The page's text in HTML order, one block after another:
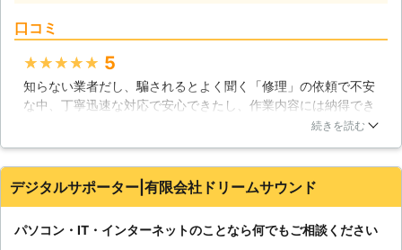
能です。365日年中無休で、土日祝も
対応！！お気軽にお問い合わせくださ
せる時にちょっとぶつけてしまっただ
けでも故障してしまうことがあり、扱
に清掃を行わないと、埃などが原因で
口コミ
★★★★★ 5
知らない業者だし、騙されるとよく聞く「修理」の依頼で不安
な中、丁寧迅速な対応で安心できたし、作業内容には納得でき
ています。金額はやや高めだなぁ…と思いましたが、問題は解
岡山県 岡山市北区 2026年07月31日
続きを読む
デジタルサポーター|有限会社ドリームサウンド
パソコン・IT・インターネットのことなら何でもご相談ください